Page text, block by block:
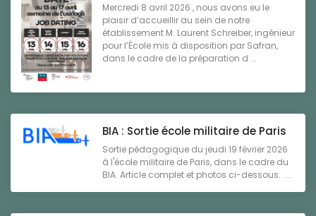
Mercredi 8 avril 2026 , nous avons eu le
plaisir d’accueillir au sein de notre
établissement M. Laurent Schreiber, ingénieur
pour l’École mis à disposition par Safran,
dans le cadre de la préparation d ...
BIA : Sortie école militaire de Paris
Sortie pédagogique du jeudi 19 février 2026
à l'école militaire de Paris, dans le cadre du
BIA. Article complet et photos ci-dessous. ...